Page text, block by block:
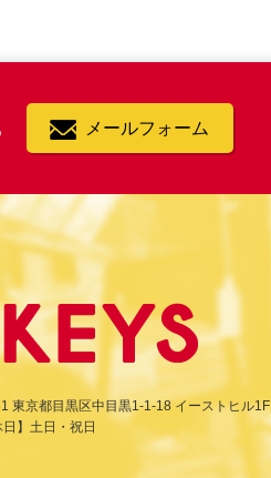
メールフォーム
東京都目黒区中目黒1-1-18 イーストヒル1F
日】土日・祝日